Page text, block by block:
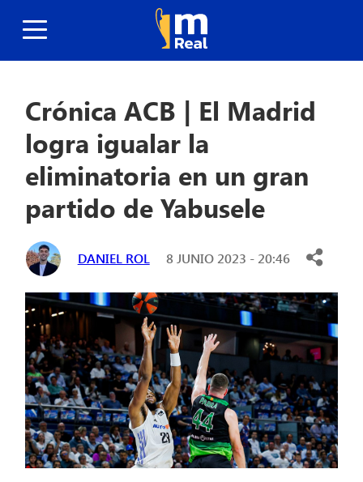
Crónica ACB | El Madrid
logra igualar la
eliminatoria en un gran
partido de Yabusele
DANIEL ROL 8 JUNIO 2023 - 20:46